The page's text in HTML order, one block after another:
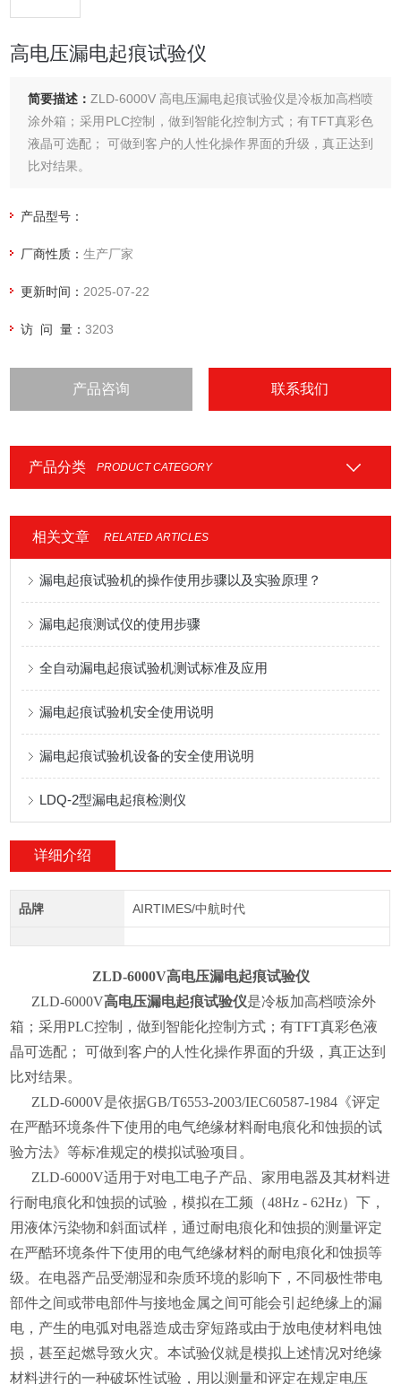
高电压漏电起痕试验仪
简要描述： ZLD-6000V 高电压漏电起痕试验仪是冷板加高档喷
涂外箱；采用PLC控制，做到智能化控制方式；有TFT真彩色
液晶可选配； 可做到客户的人性化操作界面的升级，真正达到
比对结果。
产品型号：
厂商性质：生产厂家
更新时间： 2025-07-22
访 问 量：3203
产品咨询 联系我们
产品分类 PRODUCT CATEGORY
相关文章 RELATED ARTICLES
漏电起痕试验机的操作使用步骤以及实验原理？
漏电起痕测试仪的使用步骤
全自动漏电起痕试验机测试标准及应用
漏电起痕试验机安全使用说明
漏电起痕试验机设备的安全使用说明
LDQ-2型漏电起痕检测仪
详细介绍
品牌 AIRTIMES/中航时代
ZLD-6000V高电压漏电起痕试验仪
ZLD-6000V高电压漏电起痕试验仪是冷板加高档喷涂外
箱；采用PLC控制，做到智能化控制方式；有TFT真彩色液
晶可选配； 可做到客户的人性化操作界面的升级，真正达到
比对结果。
ZLD-6000V是依据GB/T6553-2003/IEC60587-1984《评定
在严酷环境条件下使用的电气绝缘材料耐电痕化和蚀损的试
验方法》等标准规定的模拟试验项目。
ZLD-6000V适用于对电工电子产品、家用电器及其材料进
行耐电痕化和蚀损的试验，模拟在工频（48Hz - 62Hz）下，
用液体污染物和斜面试样，通过耐电痕化和蚀损的测量评定
在严酷环境条件下使用的电气绝缘材料的耐电痕化和蚀损等
级。在电器产品受潮湿和杂质环境的影响下，不同极性带电
部件之间或带电部件与接地金属之间可能会引起绝缘上的漏
电，产生的电弧对电器造成击穿短路或由于放电使材料电蚀
损，甚至起燃导致火灾。本试验仪就是模拟上述情况对绝缘
材料进行的一种破坏性试验，用以测量和评定在规定电压